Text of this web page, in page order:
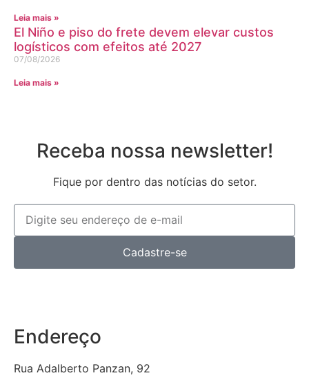
Leia mais »
El Niño e piso do frete devem elevar custos
logísticos com efeitos até 2027
07/08/2026
Leia mais »
Receba nossa newsletter!
Fique por dentro das notícias do setor.
Cadastre-se
Endereço
Rua Adalberto Panzan, 92